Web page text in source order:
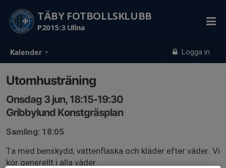
Kalender Logga in
TÄBY FOTBOLLSKLUBB
P2015:3 Ullna
Utomhusträning
Onsdag 3 jun, 18:15-19:30
Gribbylund Konstgräsplan
Samling: 18:05
Ta med benskydd, vattenflaska och kläder efter väder. Vi
kör generellt i alla väder.